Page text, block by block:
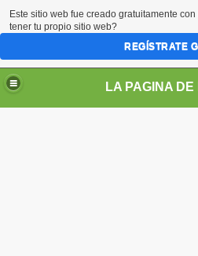
Este sitio web fue creado gratuitamente con
tener tu propio sitio web?
REGÍSTRATE